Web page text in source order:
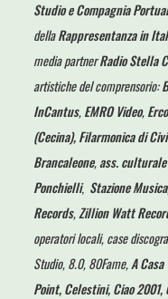
Studio e Compagnia
dellaRappresentanza in
media partnerRadio Stella
artistiche del comprensorio:
InCantus,EMRO Video,
(Cecina), Filarmonica di
Brancaleone,ass.
Ponchielli, Stazione Musica
Records,Zillion Watt
operatori locali, case
Studio, 8.0, 80Fame,A
Point, Celestini, Ciao 2001,